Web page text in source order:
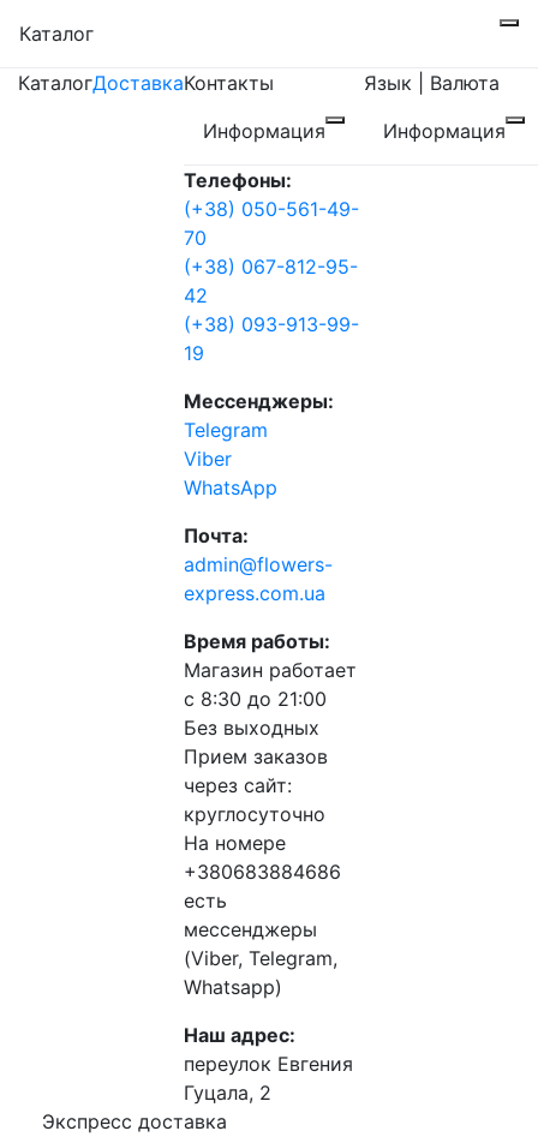
Каталог
КаталогДоставкаКонтакты
Информация
Телефоны:
(+38) 050-561-49-
70
(+38) 067-812-95-
42
(+38) 093-913-99-
19
Мессенджеры:
Telegram
Viber
WhatsApp
Почта:
admin@flowers-
express.com.ua
Время работы:
Магазин работает
с 8:30 до 21:00
Без выходных
Прием заказов
через сайт:
круглосуточно
На номере
+380683884686
есть
мессенджеры
(Viber, Telegram,
Whatsapp)
Наш адрес:
переулок Евгения
Гуцала, 2
Язык | Валюта
Информация
Экспресс доставка